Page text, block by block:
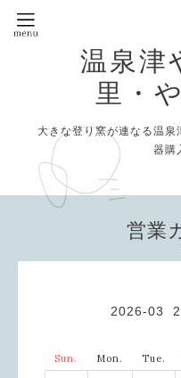
温泉津
里・
大きな登り窯が連なる温
器購
営業
2026-03
Sun. Mon. Tue.